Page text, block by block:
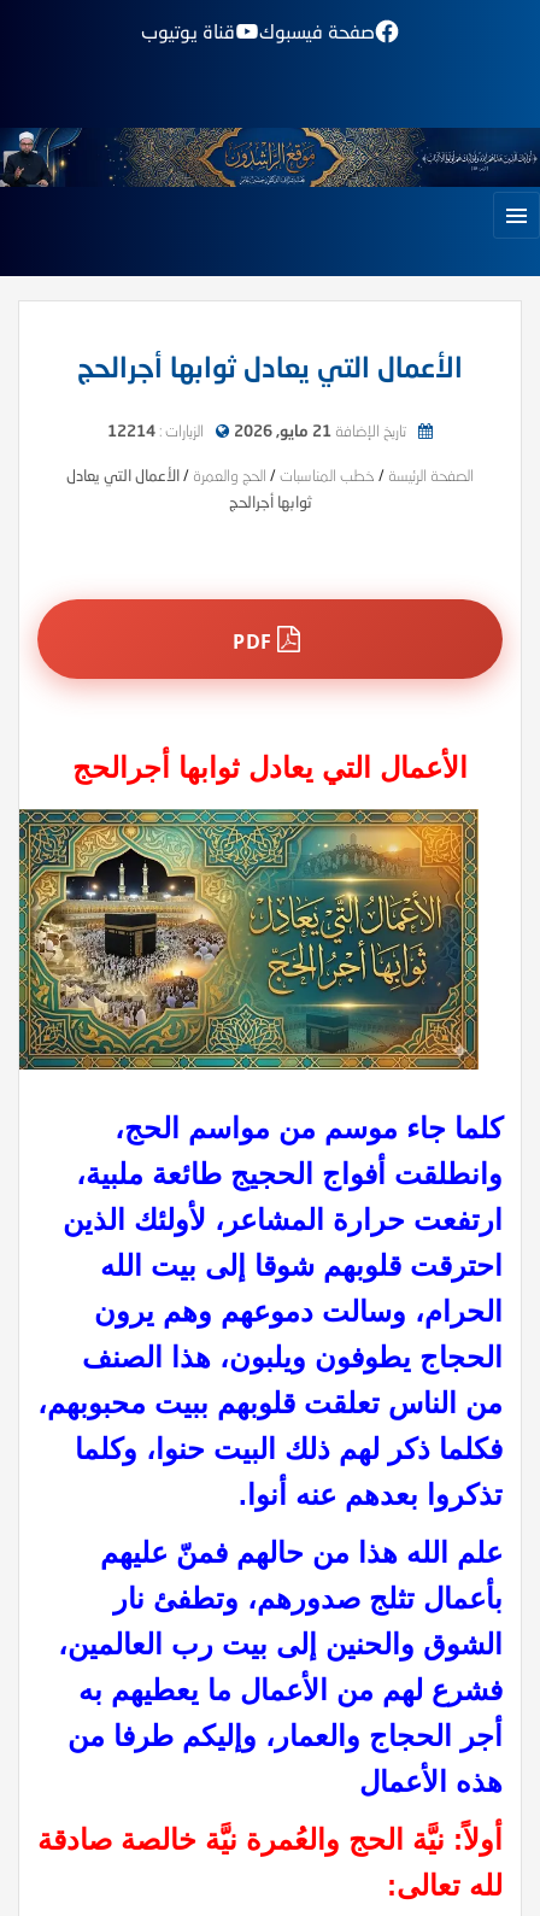
صفحة فيسبوك قناة يوتيوب
الأعمال التي يعادل ثوابها أجرالحج
تاريخ الإضافة 21 مايو, 2026 الزيارات : 12214
الصفحة الرئيسة / خطب المناسبات/ الحج والعمرة /الأعمال التي يعادل
ثوابها أجرالحج
الأعمال التي يعادل ثوابها أجرالحج
كلما جاء موسم من مواسم الحج،
وانطلقت أفواج الحجيج طائعة ملبية،
ارتفعت حرارة المشاعر، لأولئك الذين
احترقت قلوبهم شوقا إلى بيت الله
الحرام، وسالت دموعهم وهم يرون
الحجاج يطوفون ويلبون، هذا الصنف
من الناس تعلقت قلوبهم ببيت محبوبهم،
فكلما ذكر لهم ذلك البيت حنوا، وكلما
تذكروا بعدهم عنه أنوا.
علم الله هذا من حالهم فمنّ عليهم
بأعمال تثلج صدورهم، وتطفئ نار
الشوق والحنين إلى بيت رب العالمين،
فشرع لهم من الأعمال ما يعطيهم به
أجر الحجاج والعمار، وإليكم طرفا من
هذه الأعمال
أولاً: نيَّة الحج والعُمرة نيَّة خالصة صادقة
لله تعالى: